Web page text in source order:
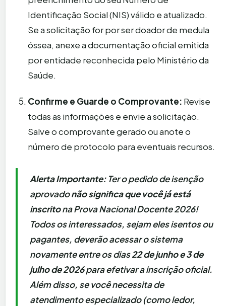
Identificação Social (NIS) válido e atualizado.
Se a solicitação for por ser doador de medula
óssea, anexe a documentação oficial emitida
por entidade reconhecida pelo Ministério da
Saúde.
Confirme e Guarde o Comprovante: Revise
todas as informações e envie a solicitação.
Salve o comprovante gerado ou anote o
número de protocolo para eventuais recursos.
Alerta Importante:Ter o pedido de isenção
aprovadonão significa que você já está
inscritona Prova Nacional Docente 2026!
Todos os interessados, sejam eles isentos ou
pagantes, deverão acessar o sistema
novamente entre os dias22 de junho e 3 de
julho de 2026para efetivar a inscrição oficial.
Além disso, se você necessita de
atendimento especializado (como ledor,